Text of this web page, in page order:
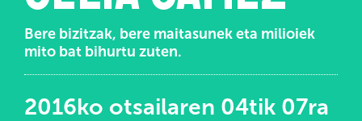
Bere bizitzak, bere maitasunek eta milioiek
mito bat bihurtu zuten.
2016ko otsailaren 04tik 07ra